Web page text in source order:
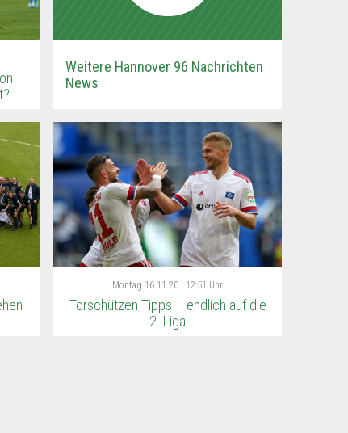
Weitere Hannover 96 Nachrichten
News
Montag 16.11.20 | 12:51 Uhr
Torschützen Tipps – endlich auf die
2. Liga